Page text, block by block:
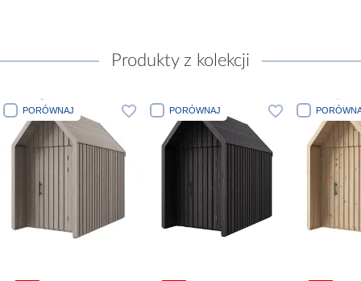
Produkty z kolekcji
PORÓWNAJ PORÓWNAJ